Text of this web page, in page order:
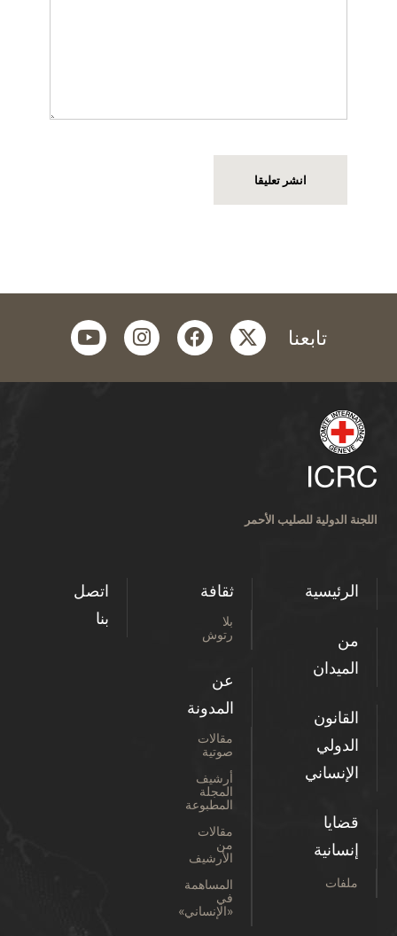
تابعنا twitter
facebook
instagram
youtube
اللجنة الدولية للصليب الأحمر
الرئيسية
من
الميدان
القانون
الدولي
الإنساني
قضايا
إنسانية
ملفات
ثقافة
بلا
رتوش
عن
المدونة
مقالات
صوتية
أرشيف
المجلة
المطبوعة
مقالات
من
الأرشيف
المساهمة
في
«الإنساني»
اتصل
بنا